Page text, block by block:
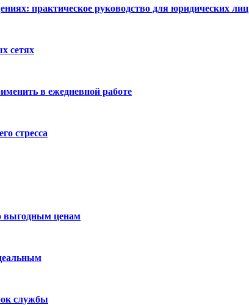
практическое руководство для юридических лиц
сетях
в ежедневной работе
стресса
выгодным ценам
службы